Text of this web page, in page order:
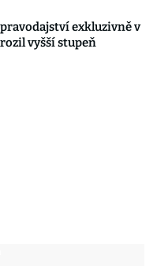
exkluzivně v
vyšší stupeň